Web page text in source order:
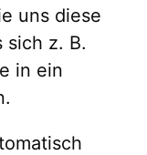
uns diese
sich z. B.
in ein